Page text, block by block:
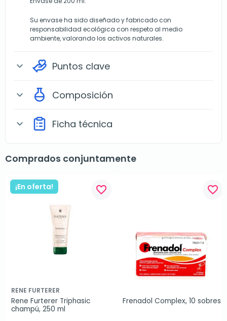
Su envase ha sido diseñado y fabricado con
responsabilidad ecológica con respeto al medio
ambiente, valorando los activos naturales.
expand_more Puntos clave
expand_more Composición
expand_more Ficha técnica
Comprados conjuntamente
¡En oferta! favorite_border
RENE FURTERER
Rene Furterer Triphasic
champú, 250 ml
favorite_border
Frenadol Complex, 10 sobres